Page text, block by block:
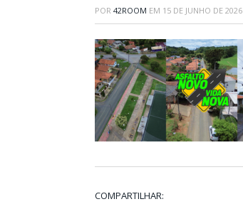
POR 42ROOM EM 15 DE JUNHO DE 2026
COMPARTILHAR: